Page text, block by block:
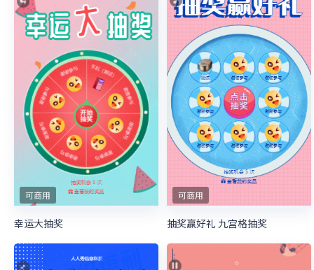
可商用
幸运大抽奖
可商用
抽奖赢好礼 九宫格抽奖